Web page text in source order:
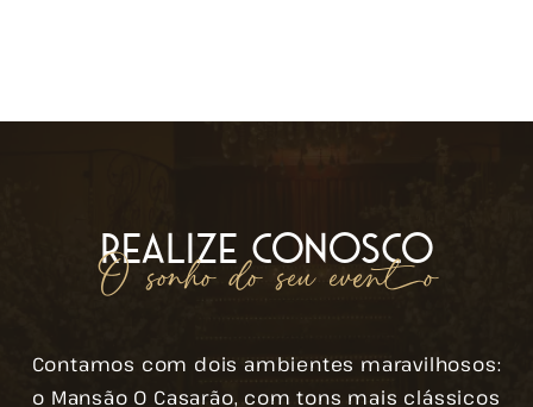
REALIZE CONOSCO
O sonho do seu evento
Contamos com dois ambientes maravilhosos:
o Mansão O Casarão, com tons mais clássicos